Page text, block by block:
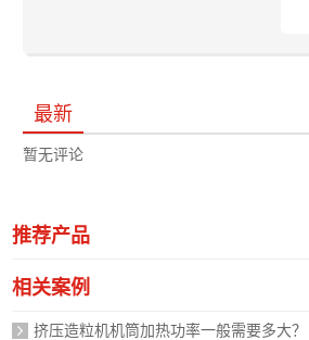
最新
暂无评论
推荐产品
相关案例
挤压造粒机机筒加热功率一般需要多大？